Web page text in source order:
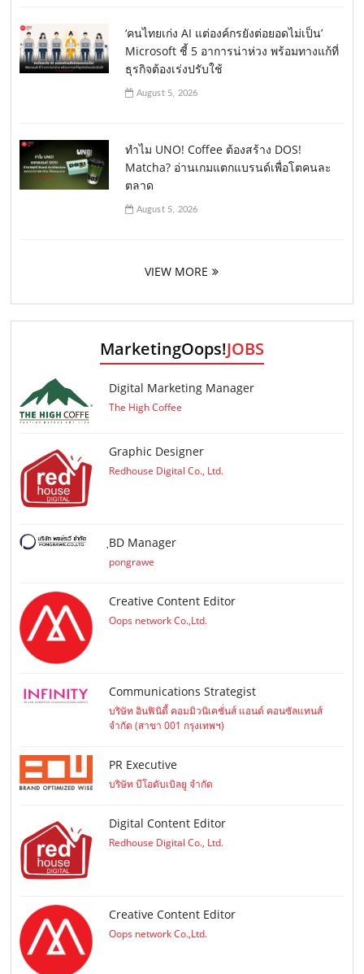
‘คนไทยเก่ง AI แต่องค์กรยังต่อยอดไม่เป็น’
Microsoft ชี้ 5 อาการน่าห่วง พร้อมทางแก้ที่
ธุรกิจต้องเร่งปรับใช้
August 5, 2026
ทำไม UNO! Coffee ต้องสร้าง DOS!
Matcha? อ่านเกมแตกแบรนด์เพื่อโตคนละ
ตลาด
August 5, 2026
VIEW MORE
MarketingOops!JOBS
Digital Marketing Manager
The High Coffee
Graphic Designer
Redhouse Digital Co., Ltd.
ฺBD Manager
pongrawe
Creative Content Editor
Oops network Co.,Ltd.
Communications Strategist
บริษัท อินฟินิตี้ คอมมิวนิเคชั่นส์ แอนด์ คอนซัลแทนส์
จำกัด (สาขา 001 กรุงเทพฯ)
PR Executive
บริษัท บีโอดับเบิลยู จำกัด
Digital Content Editor
Redhouse Digital Co., Ltd.
Creative Content Editor
Oops network Co.,Ltd.